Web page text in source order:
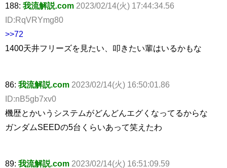
188: 我流解説.com 2023/02/14(火) 17:44:34.56
ID:RqVRYmg80
>>72
1400天井フリーズを見たい、叩きたい輩はいるかもな
86: 我流解説.com 2023/02/14(火) 16:50:01.86
ID:nB5gb7xv0
機歴とかいうシステムがどんどんエグくなってるからな
ガンダムSEEDの5台くらいあって笑えたわ
89: 我流解説.com 2023/02/14(火) 16:51:09.59